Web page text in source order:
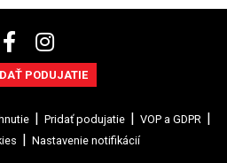
PODUJATIE
Pridať podujatie
VOP a GDPR
Nastavenie notifikácií